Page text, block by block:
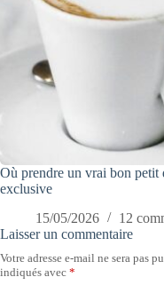
Où prendre un vrai bon petit
exclusive
15/05/2026
12
Laisser un commentaire
Votre adresse e-mail ne sera pas
indiqués avec *